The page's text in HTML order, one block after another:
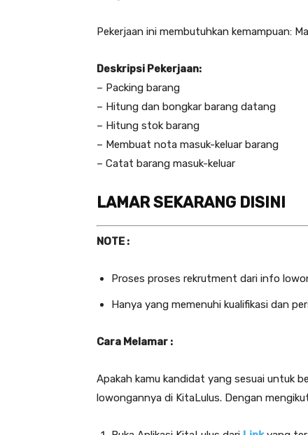
Pekerjaan ini membutuhkan kemampuan:
Deskripsi Pekerjaan:
– Packing barang
– Hitung dan bongkar barang datang
– Hitung stok barang
– Membuat nota masuk-keluar barang
– Catat barang masuk-keluar
LAMAR SEKARANG DISINI
NOTE :
Proses proses rekrutment dari info
Hanya yang memenuhi kualifikasi dan
Cara Melamar :
Apakah kamu kandidat yang sesuai untuk
lowongannya di KitaLulus. Dengan